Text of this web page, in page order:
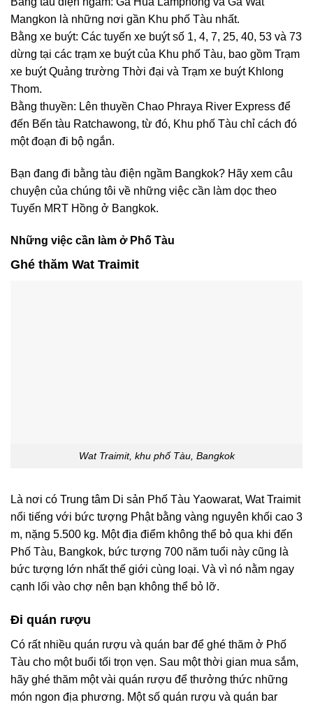
Mangkon là những nơi gần Khu phố Tàu nhất.
Bằng xe buýt: Các tuyến xe buýt số 1, 4, 7, 25, 40, 53 và 73
dừng tại các trạm xe buýt của Khu phố Tàu, bao gồm Trạm
xe buýt Quảng trường Thời đại và Trạm xe buýt Khlong
Thom.
Bằng thuyền: Lên thuyền Chao Phraya River Express để
đến Bến tàu Ratchawong, từ đó, Khu phố Tàu chỉ cách đó
một đoạn đi bộ ngắn.
Bạn đang đi bằng tàu điện ngầm Bangkok? Hãy xem câu
chuyện của chúng tôi về những việc cần làm dọc theo
Tuyến MRT Hồng ở Bangkok.
Những việc cần làm ở Phố Tàu
Ghé thăm Wat Traimit
Wat Traimit, khu phố Tàu, Bangkok
Là nơi có Trung tâm Di sản Phố Tàu Yaowarat, Wat Traimit
nổi tiếng với bức tượng Phật bằng vàng nguyên khối cao 3
m, nặng 5.500 kg. Một địa điểm không thể bỏ qua khi đến
Phố Tàu, Bangkok, bức tượng 700 năm tuổi này cũng là
bức tượng lớn nhất thế giới cùng loại. Và vì nó nằm ngay
cạnh lối vào chợ nên bạn không thể bỏ lỡ.
Đi quán rượu
Có rất nhiều quán rượu và quán bar để ghé thăm ở Phố
Tàu cho một buổi tối trọn vẹn. Sau một thời gian mua sắm,
hãy ghé thăm một vài quán rượu để thưởng thức những
món ngon địa phương. Một số quán rượu và quán bar